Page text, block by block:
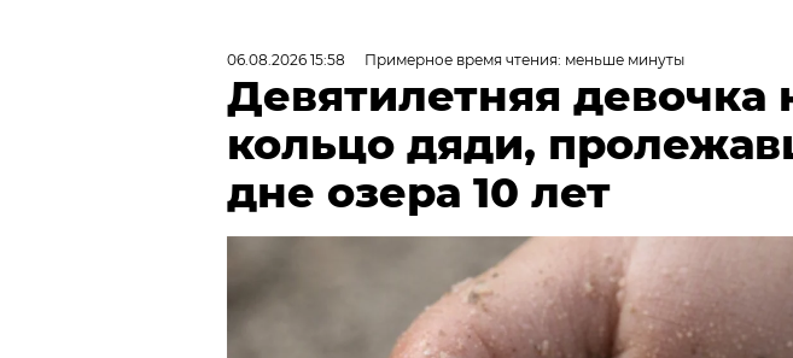
06.08.2026 15:58 Примерное время чтения: меньше минуты
Девятилетняя девочка
кольцо дяди,
дне озера 10 лет